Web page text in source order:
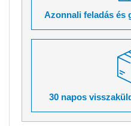
Azonnali feladás és
30 napos